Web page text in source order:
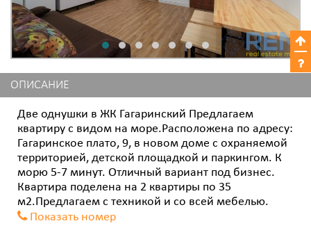
ОПИСАНИЕ
Две однушки в ЖК Гагаринский Предлагаем
квартиру с видом на море.Расположена по адресу:
Гагаринское плато, 9, в новом доме с охраняемой
территорией, детской площадкой и паркингом. К
морю 5-7 минут. Отличный вариант под бизнес.
Квартира поделена на 2 квартиры по 35
м2.Предлагаем с техникой и со всей мебелью.
Показать номер